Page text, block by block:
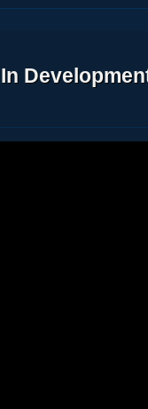
In